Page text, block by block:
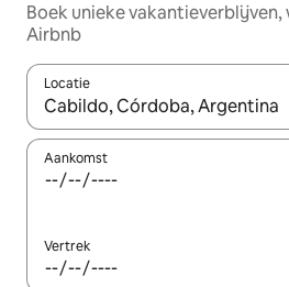
Boek unieke vakantieverblijven,
Airbnb
Locatie
Wanneer er suggesties
Aankomst
Vertrek